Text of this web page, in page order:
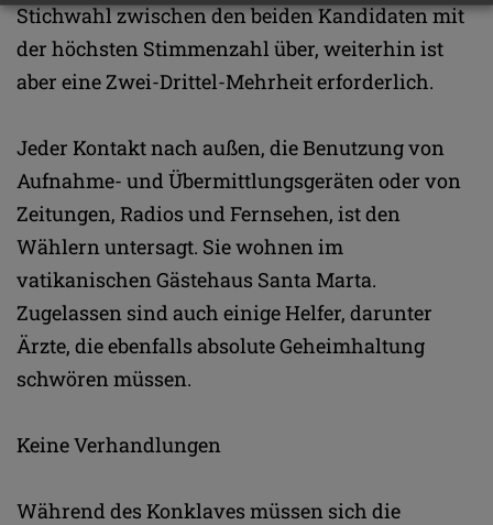
Stichwahl zwischen den beiden Kandidaten mit
der höchsten Stimmenzahl über, weiterhin ist
aber eine Zwei-Drittel-Mehrheit erforderlich.
Jeder Kontakt nach außen, die Benutzung von
Aufnahme- und Übermittlungsgeräten oder von
Zeitungen, Radios und Fernsehen, ist den
Wählern untersagt. Sie wohnen im
vatikanischen Gästehaus Santa Marta.
Zugelassen sind auch einige Helfer, darunter
Ärzte, die ebenfalls absolute Geheimhaltung
schwören müssen.
Keine Verhandlungen
Während des Konklaves müssen sich die